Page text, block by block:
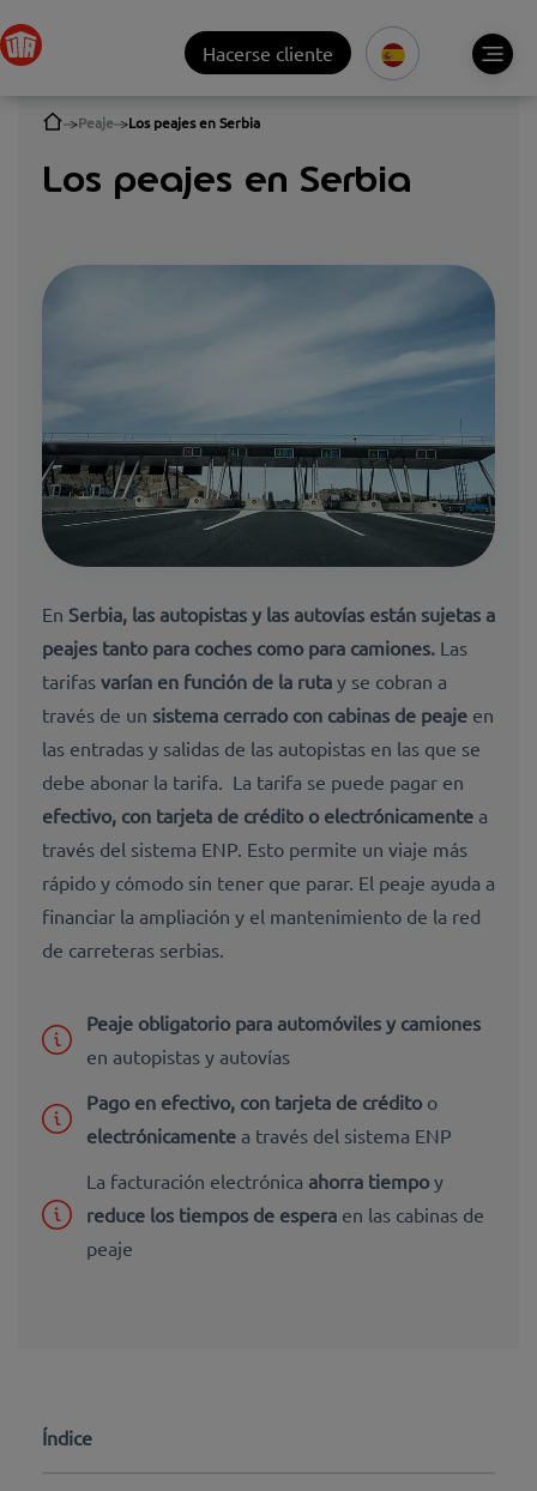
Hacerse cliente
Peaje Los peajes en Serbia
Los peajes en Serbia
En Serbia, las autopistas y las autovías están sujetas a
peajes tanto para coches como para camiones. Las
tarifas varían en función de la ruta y se cobran a
través de un sistema cerrado con cabinas de peaje en
las entradas y salidas de las autopistas en las que se
debe abonar la tarifa. La tarifa se puede pagar en
efectivo, con tarjeta de crédito o electrónicamente a
través del sistema ENP. Esto permite un viaje más
rápido y cómodo sin tener que parar. El peaje ayuda a
financiar la ampliación y el mantenimiento de la red
de carreteras serbias.
Peaje obligatorio para automóviles y camiones
en autopistas y autovías
Pago en efectivo, con tarjeta de crédito o
electrónicamente a través del sistema ENP
La facturación electrónica ahorra tiempo y
reduce los tiempos de espera en las cabinas de
peaje
Índice